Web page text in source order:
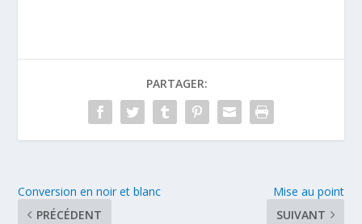
PARTAGER:
Conversion en noir et blanc
PRÉCÉDENT
Mise au point
SUIVANT